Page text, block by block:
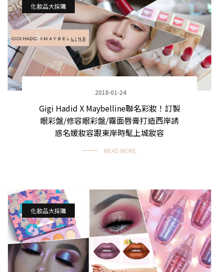
化妝品大採購
2018-01-24
Gigi Hadid X Maybelline聯名彩妝！訂製
眼彩盤/修容眼彩盤/霧面唇膏打造西岸誘
惑名媛妝容跟東岸時髦上城妝容
READ MORE
化妝品大採購